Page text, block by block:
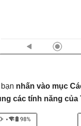
nhấn vào mục
các tính năng của